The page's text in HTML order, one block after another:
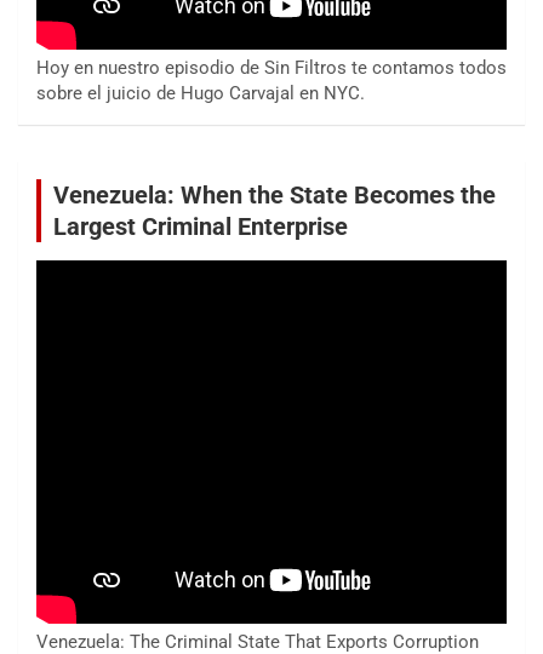
Hoy en nuestro episodio de Sin Filtros te contamos todos
sobre el juicio de Hugo Carvajal en NYC.
Venezuela: When the State Becomes the
Largest Criminal Enterprise
Venezuela: The Criminal State That Exports Corruption